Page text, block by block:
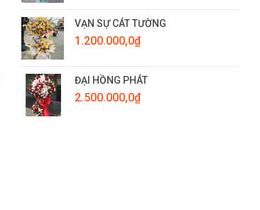
1.200.000,0₫.
VẠN SỰ CÁT TƯỜNG
1.200.000,0₫
ĐẠI HỒNG PHÁT
2.500.000,0₫